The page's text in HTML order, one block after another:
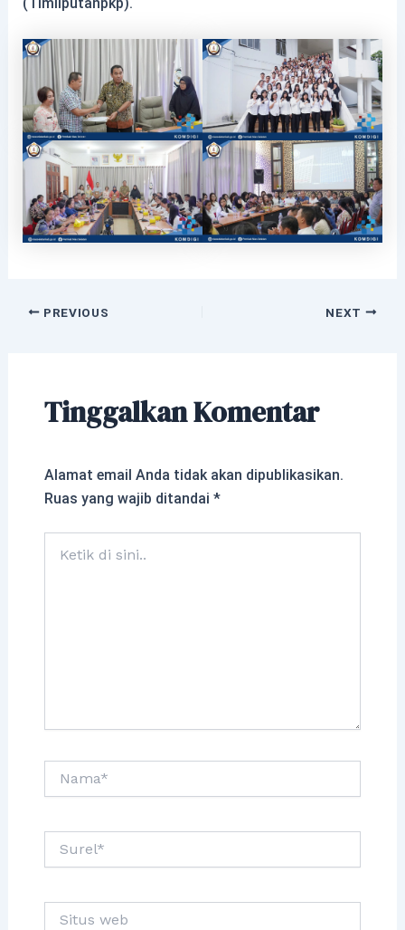
(Timliputanpkp).
PREVIOUS NEXT
Tinggalkan Komentar
Alamat email Anda tidak akan dipublikasikan.
Ruas yang wajib ditandai *